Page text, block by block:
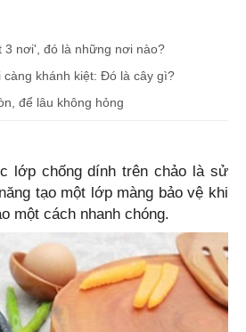
nơi', đó là những nơi nào?
khánh kiệt: Đó là cây gì?
để lâu không hỏng
lớp chống dính trên chảo là sử
tạo một lớp màng bảo vệ khi
một cách nhanh chóng.